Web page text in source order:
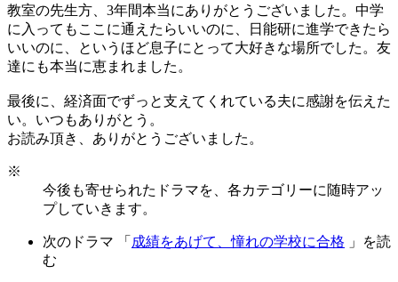
教室の先生方、3年間本当にありがとうございました。中学
に入ってもここに通えたらいいのに、日能研に進学できたら
いいのに、というほど息子にとって大好きな場所でした。友
達にも本当に恵まれました。
最後に、経済面でずっと支えてくれている夫に感謝を伝えた
い。いつもありがとう。
お読み頂き、ありがとうございました。
※
今後も寄せられたドラマを、各カテゴリーに随時アッ
プしていきます。
次のドラマ 「 成績をあげて、憧れの学校に合格 」を読
む